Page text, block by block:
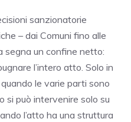
sanzionatorie
– dai Comuni fino alle
segna un confine netto:
l’intero atto. Solo in
le varie parti sono
si può intervenire solo su
l’atto ha una struttura